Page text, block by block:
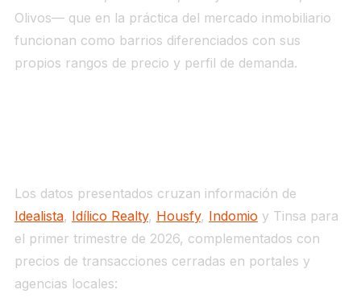
Olivos— que en la práctica del mercado inmobiliario
funcionan como barrios diferenciados con sus
propios rangos de precio y perfil de demanda.
Los datos presentados cruzan información de
Idealista, Idílico Realty, Housfy, Indomio y Tinsa para
el primer trimestre de 2026, complementados con
precios de transacciones cerradas en portales y
agencias locales: